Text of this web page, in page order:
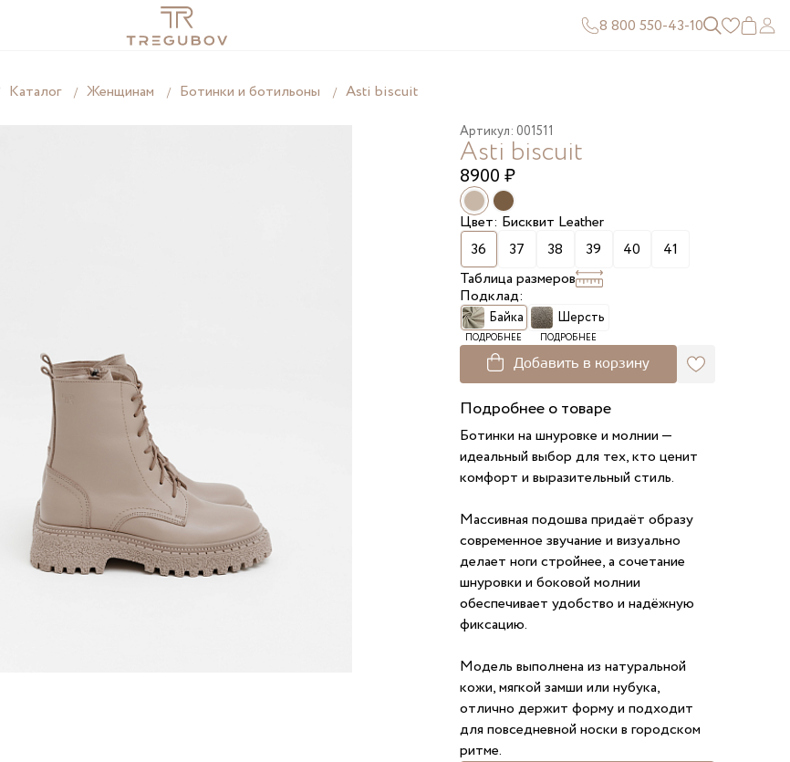
8 800 550-43-10
Каталог Женщинам Ботинки и ботильоны Asti biscuit
Артикул: 001511
Asti biscuit
8900 ₽
Цвет: Бисквит Leather
36
37 38 39 40
41
Таблица размеров
Подклад:
Байка
ПОДРОБНЕЕ
Шерсть
ПОДРОБНЕЕ
Добавить в корзину
Подробнее о товаре
Ботинки на шнуровке и молнии —
идеальный выбор для тех, кто ценит
комфорт и выразительный стиль.
Массивная подошва придаёт образу
современное звучание и визуально
делает ноги стройнее, а сочетание
шнуровки и боковой молнии
обеспечивает удобство и надёжную
фиксацию.
Модель выполнена из натуральной
кожи, мягкой замши или нубука,
отлично держит форму и подходит
для повседневной носки в городском
ритме.